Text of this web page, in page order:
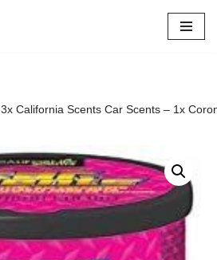
3x California Scents Car Scents – 1x